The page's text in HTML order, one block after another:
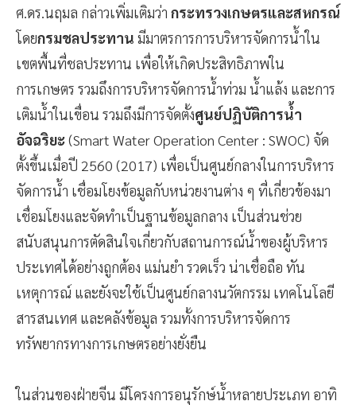
ศ.ดร.นฤมล กล่าวเพิ่มเติมว่า กระทรวงเกษตรและสหกรณ์
โดยกรมชลประทาน มีมาตรการการบริหารจัดการน้ำใน
เขตพื้นที่ชลประทาน เพื่อให้เกิดประสิทธิภาพใน
การเกษตร รวมถึงการบริหารจัดการน้ำท่วม น้ำแล้ง และการ
เติมน้ำในเขื่อน รวมถึงมีการจัดตั้งศูนย์ปฏิบัติการน้ำ
อัจฉริยะ(Smart Water Operation Center : SWOC) จัด
ตั้งขึ้นเมื่อปี 2560 (2017) เพื่อเป็นศูนย์กลางในการบริหาร
จัดการน้ำ เชื่อมโยงข้อมูลกับหน่วยงานต่าง ๆ ที่เกี่ยวข้องมา
เชื่อมโยงและจัดทำเป็นฐานข้อมูลกลาง เป็นส่วนช่วย
สนับสนุนการตัดสินใจเกี่ยวกับสถานการณ์น้ำของผู้บริหาร
ประเทศได้อย่างถูกต้อง แม่นยำ รวดเร็ว น่าเชื่อถือ ทัน
เหตุการณ์ และยังจะใช้เป็นศูนย์กลางนวัตกรรม เทคโนโลยี
สารสนเทศ และคลังข้อมูล รวมทั้งการบริหารจัดการ
ทรัพยากรทางการเกษตรอย่างยั่งยืน
ในส่วนของฝ่ายจีน มีโครงการอนุรักษ์น้ำหลายประเภท อาทิ